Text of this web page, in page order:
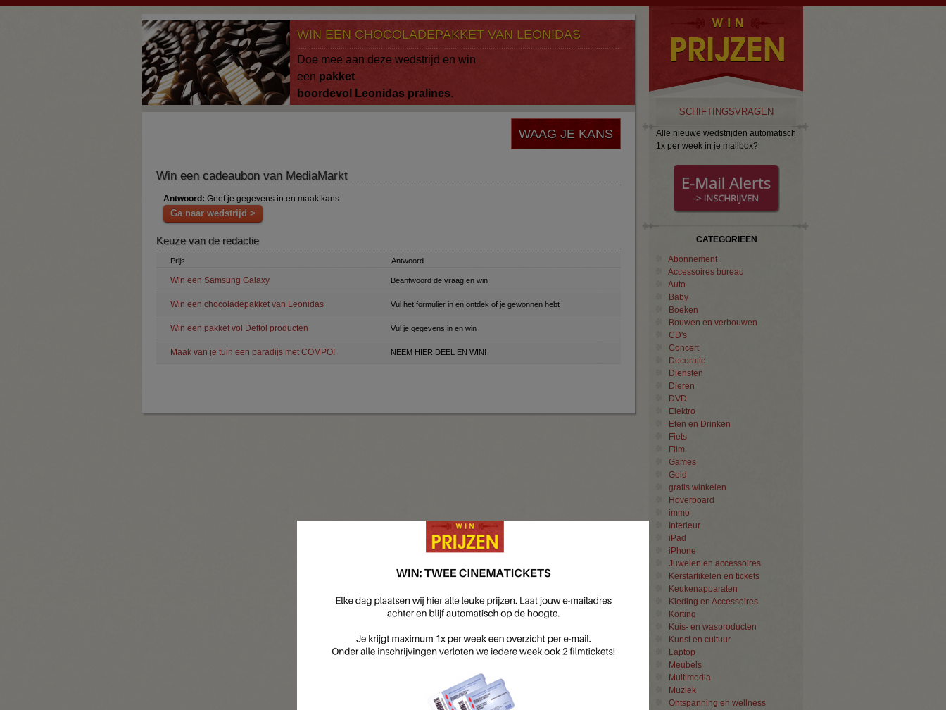
Overslaan en naar de algemene inhoud gaan
WIN EEN CHOCOLADEPAKKET VAN LEONIDAS
Doe mee aan deze wedstrijd en win
een pakket
boordevol
Leonidas pralines.
WAAG JE KANS
Win een cadeaubon van MediaMarkt
Antwoord: Geef je gegevens in en maak kans
Ga naar wedstrijd >
Keuze van de redactie
Prijs Antwoord
Win een Samsung Galaxy Beantwoord de vraag en win
Win een chocoladepakket van Leonidas Vul het formulier in en ontdek of je gewonnen hebt
Win een pakket vol Dettol producten Vul je gegevens in en win
Maak van je tuin een paradijs met COMPO! NEEM HIER DEEL EN WIN!
SCHIFTINGSVRAGEN
Alle nieuwe wedstrijden automatisch
1x per week in je mailbox?
CATEGORIEËN
Abonnement
Accessoires bureau
Auto
Baby
Boeken
Bouwen en verbouwen
CD's
Concert
Decoratie
Diensten
Dieren
DVD
Elektro
Eten en Drinken
Fiets
Film
Games
Geld
gratis winkelen
Hoverboard
immo
Interieur
iPad
iPhone
Juwelen en accessoires
Kerstartikelen en tickets
Keukenapparaten
Kleding en Accessoires
Korting
Kuis- en wasproducten
Kunst en cultuur
Laptop
Meubels
Multimedia
Muziek
Ontspanning en wellness